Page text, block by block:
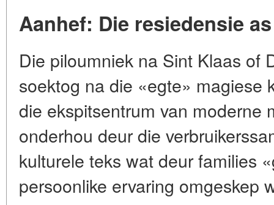
Aanhef: Die resiedensie
Die piloumniek na Sint Klaas of
soektog na die «egte» magiese
die ekspitsentrum van moderne
onderhou deur die
kulturele teks wat deur families
persoonlike ervaring omgeskep